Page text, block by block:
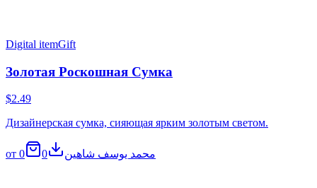
Digital itemGift
Золотая Роскошная Сумка
$2.49
Дизайнерская сумка, сияющая ярким золотым светом.
от محمد يوسف شاهين 0
0